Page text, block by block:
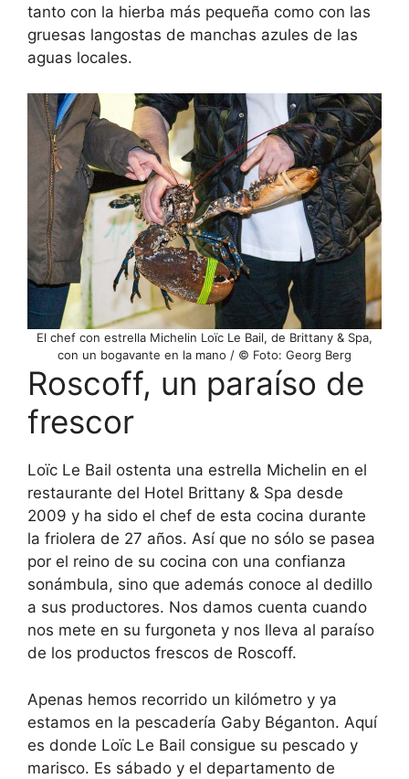
tanto con la hierba más pequeña como con las
gruesas langostas de manchas azules de las
aguas locales.
El chef con estrella Michelin Loïc Le Bail, de Brittany & Spa,
con un bogavante en la mano / © Foto: Georg Berg
Roscoff, un paraíso de
frescor
Loïc Le Bail ostenta una estrella Michelin en el
restaurante del Hotel Brittany & Spa desde
2009 y ha sido el chef de esta cocina durante
la friolera de 27 años. Así que no sólo se pasea
por el reino de su cocina con una confianza
sonámbula, sino que además conoce al dedillo
a sus productores. Nos damos cuenta cuando
nos mete en su furgoneta y nos lleva al paraíso
de los productos frescos de Roscoff.
Apenas hemos recorrido un kilómetro y ya
estamos en la pescadería Gaby Béganton. Aquí
es donde Loïc Le Bail consigue su pescado y
marisco. Es sábado y el departamento de